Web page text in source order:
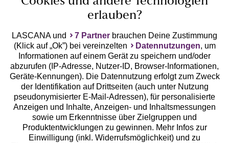
Geprüfte Sicherheit
Unsere Apps
erlauben?
LASCANA und 7 Partner brauchen Deine Zustimmung
(Klick auf „Ok”) bei vereinzelten
Datennutzungen, um
Informationen auf einem Gerät zu speichern und/oder
abzurufen (IP-Adresse, Nutzer-ID, Browser-Informationen,
Geräte-Kennungen). Die Datennutzung erfolgt zum Zweck
der Identifikation auf Drittseiten (auch unter Nutzung
pseudonymisierter E-Mail-Adressen), für personalisierte
Anzeigen und Inhalte, Anzeigen- und Inhaltsmessungen
sowie um Erkenntnisse über Zielgruppen und
Produktentwicklungen zu gewinnen. Mehr Infos zur
Einwilligung (inkl. Widerrufsmöglichkeit) und zu